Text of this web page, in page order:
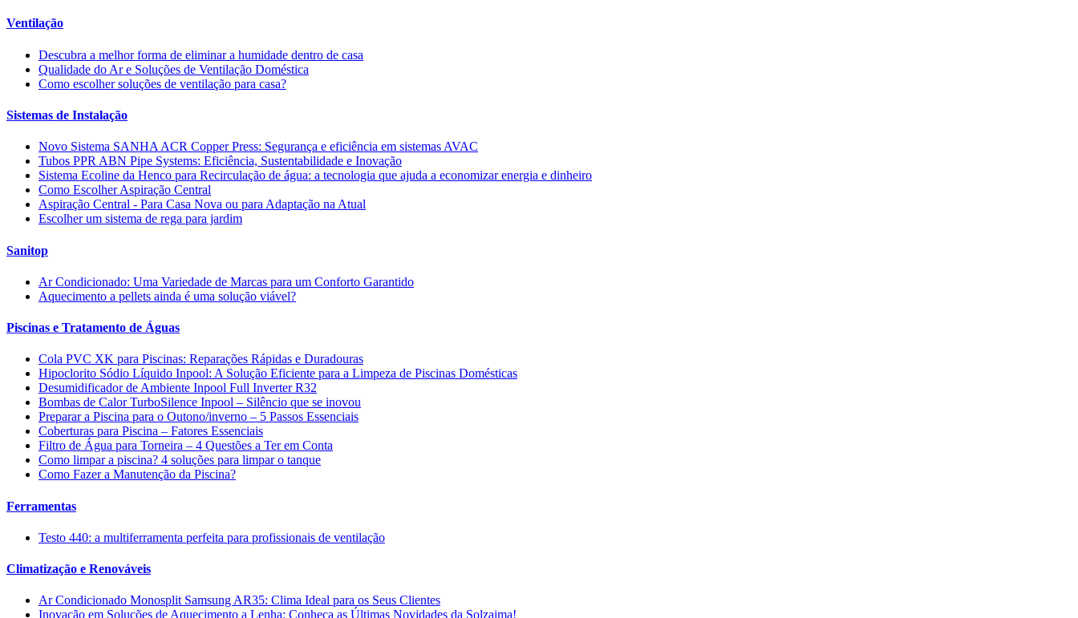
Ventilação
Descubra a melhor forma de eliminar a humidade dentro de casa
Qualidade do Ar e Soluções de Ventilação Doméstica
Como escolher soluções de ventilação para casa?
Sistemas de Instalação
Novo Sistema SANHA ACR Copper Press: Segurança e eficiência em sistemas AVAC
Tubos PPR ABN Pipe Systems: Eficiência, Sustentabilidade e Inovação
Sistema Ecoline da Henco para Recirculação de água: a tecnologia que ajuda a economizar energia e dinheiro
Como Escolher Aspiração Central
Aspiração Central - Para Casa Nova ou para Adaptação na Atual
Escolher um sistema de rega para jardim
Sanitop
Ar Condicionado: Uma Variedade de Marcas para um Conforto Garantido
Aquecimento a pellets ainda é uma solução viável?
Piscinas e Tratamento de Águas
Cola PVC XK para Piscinas: Reparações Rápidas e Duradouras
Hipoclorito Sódio Líquido Inpool: A Solução Eficiente para a Limpeza de Piscinas Domésticas
Desumidificador de Ambiente Inpool Full Inverter R32
Bombas de Calor TurboSilence Inpool – Silêncio que se inovou
Preparar a Piscina para o Outono/inverno – 5 Passos Essenciais
Coberturas para Piscina – Fatores Essenciais
Filtro de Água para Torneira – 4 Questões a Ter em Conta
Como limpar a piscina? 4 soluções para limpar o tanque
Como Fazer a Manutenção da Piscina?
Ferramentas
Testo 440: a multiferramenta perfeita para profissionais de ventilação
Climatização e Renováveis
Ar Condicionado Monosplit Samsung AR35: Clima Ideal para os Seus Clientes
Inovação em Soluções de Aquecimento a Lenha: Conheça as Últimas Novidades da Solzaima!